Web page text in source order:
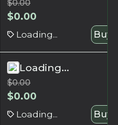
$0.00
$0.00
Loading... Buy
Loading...
$0.00
$0.00
Loading... Buy